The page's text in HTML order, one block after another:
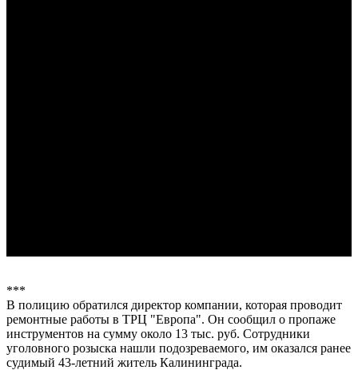
***
В полицию обратился директор компании, которая проводит
ремонтные работы в ТРЦ "Европа". Он сообщил о пропаже
инструментов на сумму около 13 тыс. руб. Сотрудники
уголовного розыска нашли подозреваемого, им оказался ранее
судимый 43-летний житель Калининграда.